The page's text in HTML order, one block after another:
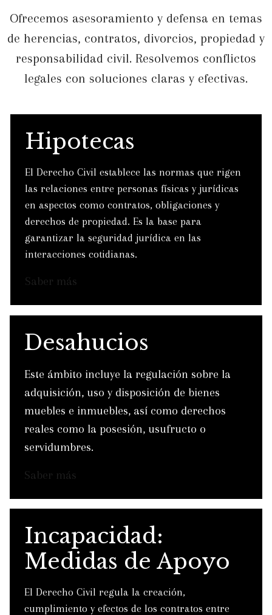
Ofrecemos asesoramiento y defensa en temas
de herencias, contratos, divorcios, propiedad y
responsabilidad civil. Resolvemos conflictos
legales con soluciones claras y efectivas.
Hipotecas
El Derecho Civil establece las normas que rigen
las relaciones entre personas físicas y jurídicas
en aspectos como contratos, obligaciones y
derechos de propiedad. Es la base para
garantizar la seguridad jurídica en las
interacciones cotidianas.
Saber más
Desahucios
Este ámbito incluye la regulación sobre la
adquisición, uso y disposición de bienes
muebles e inmuebles, así como derechos
reales como la posesión, usufructo o
servidumbres.
Saber más
Incapacidad:
Medidas de Apoyo
El Derecho Civil regula la creación,
cumplimiento y efectos de los contratos entre